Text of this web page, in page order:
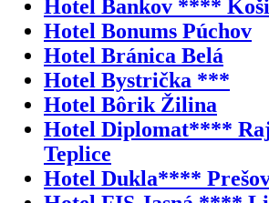
Hotel Bankov ****
Hotel Bonums Púchov
Hotel Bránica Belá
Hotel Bystrička ***
Hotel Bôrik Žilina
Hotel Diplomat****
Teplice
Hotel Dukla****